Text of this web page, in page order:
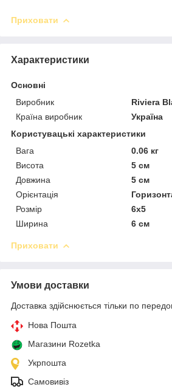
Приховати
Характеристики
Основні
Виробник
Riviera
Країна виробник
Україна
Користувацькі характеристики
Вага
0.06 кг
Висота
5 см
Довжина
5 см
Орієнтація
Розмір
6х5
Ширина
6 см
Приховати
Умови доставки
Доставка здійснюється тільки по
Нова Пошта
Магазини Rozetka
Укрпошта
Самовивіз